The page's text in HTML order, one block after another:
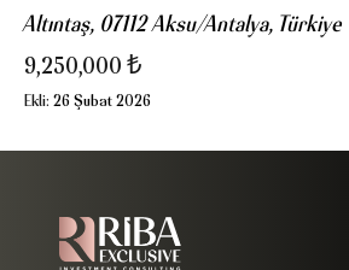
Altıntaş, 07112 Aksu/Antalya, Türkiye
9,250,000 ₺
Ekli: 26 Şubat 2026